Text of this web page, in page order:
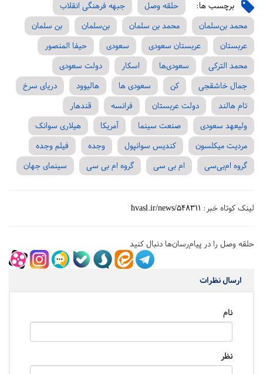
برچسب ها: حلقه وصل
جبهه فرهنگی انقلاب
محمد بن‌سلمان
محمد بن سلمان بن‌سلمان
بن سلمان
عربستان
عربستان سعودی سعودی
حیفا المنصور
محمد الترکی
سعودی‌ها اسکار
دولت سعودی
جمال خاشقجی
کن سعودی ها هالیوود
دریای سرخ
تام هالند
دولت عربستان فرانسه
قندهار
ولیعهد سعودی
صنعت سینما آمریکا
هیلاری سوانک
مردیت میکلسون
کندیس سوانپول وجده
فیلم وجده
گروه ام‌بی‌سی
ام بی سی گروه ام بی سی سینمای جهان
لینک کوتاه خبر: hvasl.ir/news/548311
حلقه وصل را در پیام‌رسان‌ها دنبال کنید
ارسال نظرات
نام
نظر